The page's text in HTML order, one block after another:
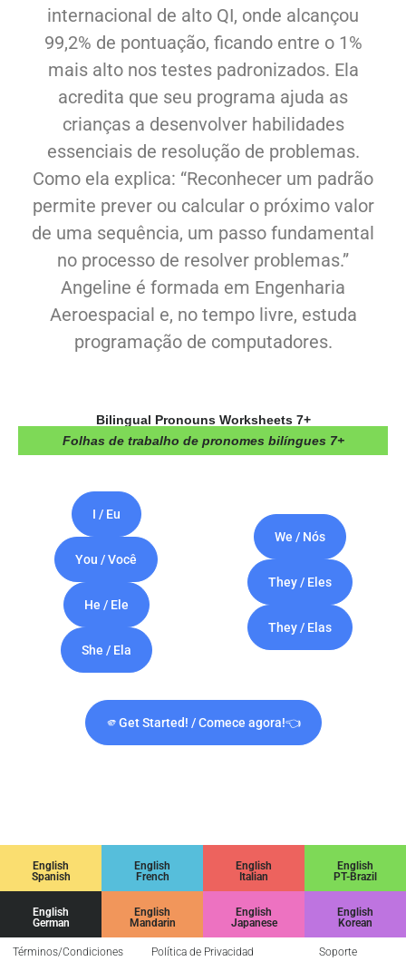
internacional de alto QI, onde alcançou
99,2% de pontuação, ficando entre o 1%
mais alto nos testes padronizados. Ela
acredita que seu programa ajuda as
crianças a desenvolver habilidades
essenciais de resolução de problemas.
Como ela explica: “Reconhecer um padrão
permite prever ou calcular o próximo valor
de uma sequência, um passo fundamental
no processo de resolver problemas.”
Angeline é formada em Engenharia
Aeroespacial e, no tempo livre, estuda
programação de computadores.
Bilingual Pronouns Worksheets 7+
Folhas de trabalho de pronomes bilíngues 7+
I / Eu
You / Você
He / Ele
She / Ela
We / Nós
They / Eles
They / Elas
🫵Get Started! / Comece agora!👈
English
Spanish
English
French
English
Italian
English
PT-Brazil
English
German
English
Mandarin
English
Japanese
English
Korean
Términos/Condiciones Política de Privacidad Soporte